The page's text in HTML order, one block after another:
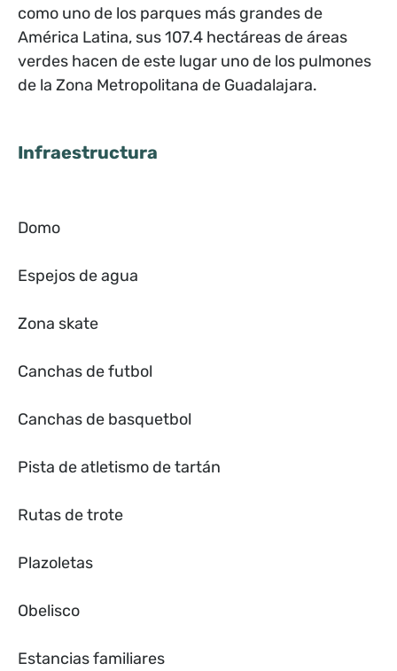
como uno de los parques más grandes de
América Latina, sus 107.4 hectáreas de áreas
verdes hacen de este lugar uno de los pulmones
de la Zona Metropolitana de Guadalajara.
Infraestructura
Domo
Espejos de agua
Zona skate
Canchas de futbol
Canchas de basquetbol
Pista de atletismo de tartán
Rutas de trote
Plazoletas
Obelisco
Estancias familiares